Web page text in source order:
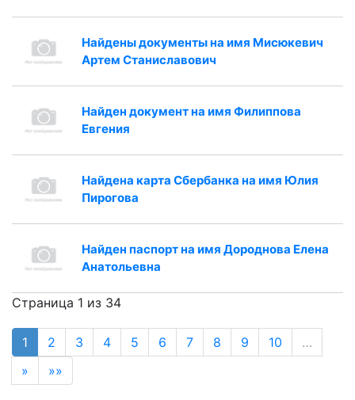
Найдены документы на имя Мисюкевич
Артем Станиславович
Найден документ на имя Филиппова
Евгения
Найдена карта Сбербанка на имя Юлия
Пирогова
Найден паспорт на имя Дороднова Елена
Анатольевна
Страница 1 из 34
1 2 3 4 5 6 7 8 9 10
…
»
»»